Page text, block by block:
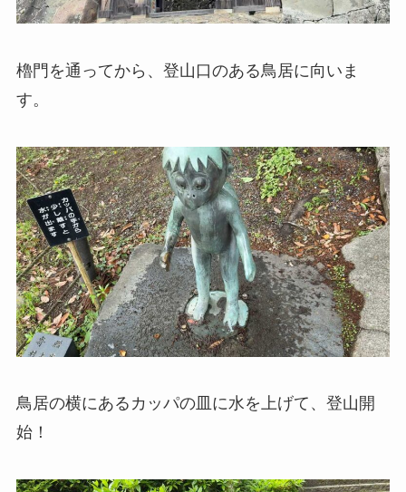
櫓門を通ってから、登山口のある鳥居に向いま
す。
鳥居の横にあるカッパの皿に水を上げて、登山開
始！